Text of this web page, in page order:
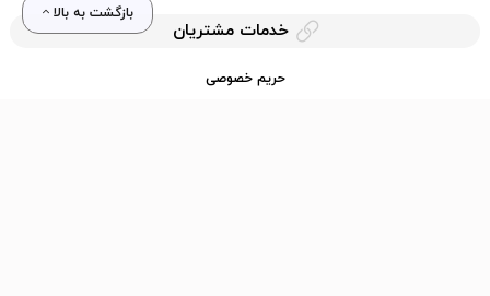
خدمات مشتریان
حریم خصوصی
بازگشت به بالا